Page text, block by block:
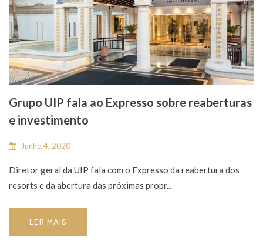
Grupo UIP fala ao Expresso sobre reaberturas
e investimento
Junho 4, 2020
Diretor geral da UIP fala com o Expresso da reabertura dos
resorts e da abertura das próximas propr...
LER MAIS